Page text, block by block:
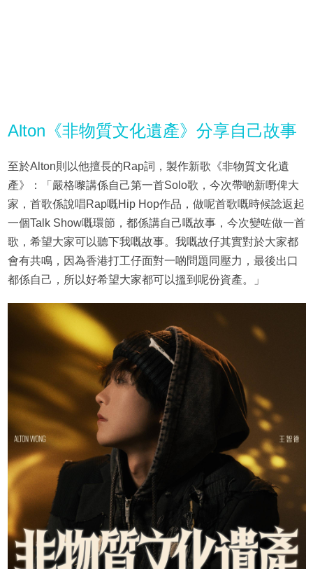
Alton《非物質文化遺產》分享自己故事
至於Alton則以他擅長的Rap詞，製作新歌《非物質文化遺
產》：「嚴格嚟講係自己第一首Solo歌，今次帶啲新嘢俾大
家，首歌係說唱Rap嘅Hip Hop作品，做呢首歌嘅時候諗返起
一個Talk Show嘅環節，都係講自己嘅故事，今次變咗做一首
歌，希望大家可以聽下我嘅故事。我嘅故仔其實對於大家都
會有共鳴，因為香港打工仔面對一啲問題同壓力，最後出口
都係自己，所以好希望大家都可以搵到呢份資產。」